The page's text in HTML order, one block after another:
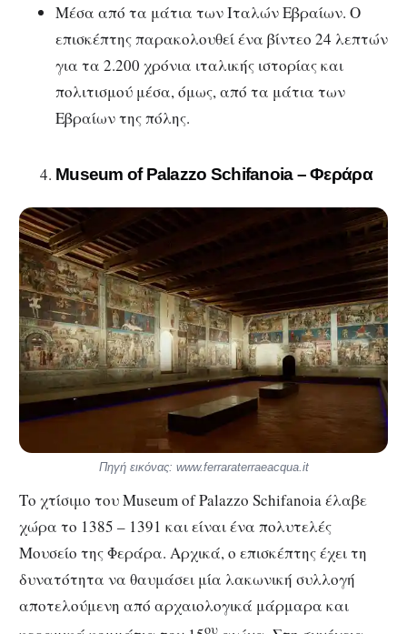
Μέσα από τα μάτια των Ιταλών Εβραίων. Ο
επισκέπτης παρακολουθεί ένα βίντεο 24 λεπτών
για τα 2.200 χρόνια ιταλικής ιστορίας και
πολιτισμού μέσα, όμως, από τα μάτια των
Εβραίων της πόλης.
Museum of Palazzo Schifanoia – Φεράρα
Πηγή εικόνας: www.ferraraterraeacqua.it
Το χτίσιμο του Museum of Palazzo Schifanoia έλαβε
χώρα το 1385 – 1391 και είναι ένα πολυτελές
Μουσείο της Φεράρα. Αρχικά, ο επισκέπτης έχει τη
δυνατότητα να θαυμάσει μία λακωνική συλλογή
αποτελούμενη από αρχαιολογικά μάρμαρα και
ου